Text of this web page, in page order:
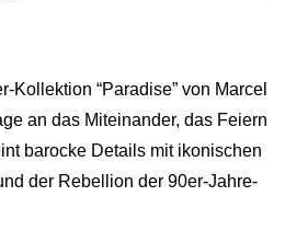
Kollektion “Paradise” von Marcel
an das Miteinander, das Feiern
barocke Details mit ikonischen
der Rebellion der 90er-Jahre-